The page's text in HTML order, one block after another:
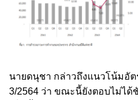
นายดนุชา กล่าวถึงแนวโน้มอัต
3/2564 ว่า ขณะนี้ยังตอบไม่ได้